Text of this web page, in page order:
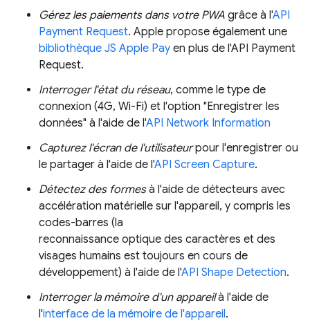
Gérez les paiements dans votre PWA grâce à l'API
Payment Request. Apple propose également une
bibliothèque JS Apple Pay en plus de l'API Payment
Request.
Interroger l'état du réseau, comme le type de
connexion (4G, Wi-Fi) et l'option "Enregistrer les
données" à l'aide de l'API Network Information
Capturez l'écran de l'utilisateurpour l'enregistrer ou
le partager à l'aide de l'API Screen Capture.
Détectez des formesà l'aide de détecteurs avec
accélération matérielle sur l'appareil, y compris les
codes-barres (la
reconnaissance optique des caractères et des
visages humains est toujours en cours de
développement) à l'aide de l'API Shape Detection.
Interroger la mémoire d'un appareilà l'aide de
l'interface de la mémoire de l'appareil.